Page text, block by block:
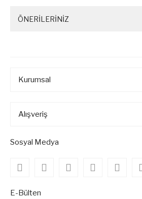
ÖNERİLERİNİZ
Kurumsal
Alışveriş
Sosyal Medya
E-Bülten